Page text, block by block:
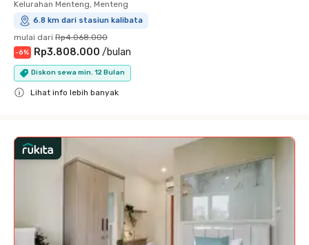
Kelurahan Menteng, Menteng
6.8 km dari stasiun kalibata
mulai dari Rp4.068.000
-6% Rp3.808.000 /bulan
Diskon sewa min. 12 Bulan
Lihat info lebih banyak